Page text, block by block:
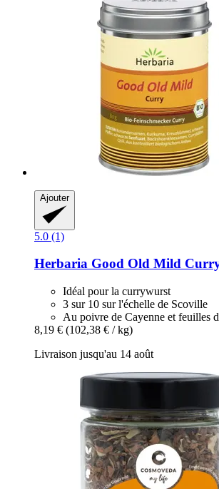
Ajouter
5.0 (1)
Herbaria Good Old Mild
Idéal pour la currywurst
3 sur 10 sur l'échelle de Scoville
Au poivre de Cayenne et feuilles
8,19 € (102,38 € / kg)
Livraison jusqu'au 14 août